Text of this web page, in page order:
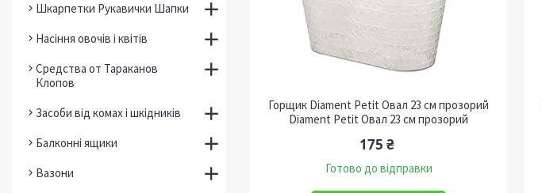
Горщик Diament Petit Овал 23 см прозорий
Diament Petit Овал 23 см прозорий
175 ₴
Готово до відправки
Шкарпетки Рукавички Шапки
Насіння овочів і квітів
Средства от Тараканов
Клопов
Засоби від комах і шкідників
Балконні ящики
Вазони